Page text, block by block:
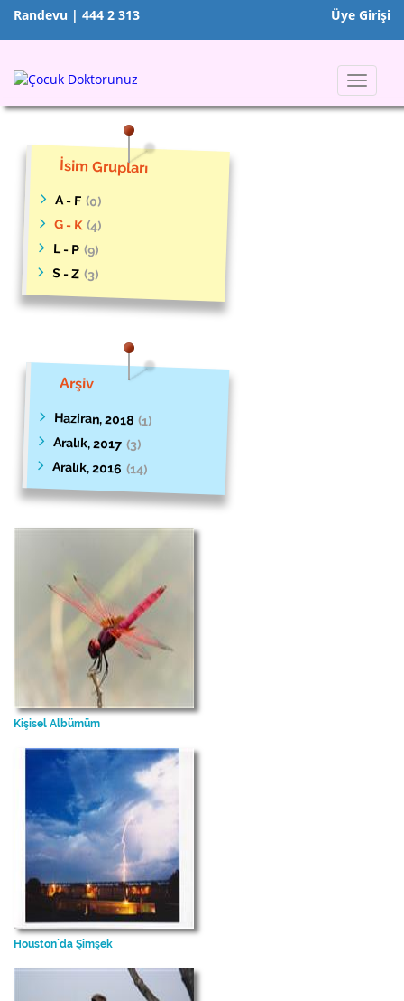
Randevu | 444 2 313 Üye Girişi
Toggle
İsim Grupları
A - F (0)
G - K (4)
L - P (9)
S - Z (3)
Arşiv
Haziran, 2018 (1)
Aralık, 2017 (3)
Aralık, 2016 (14)
Kişisel Albümüm
Houston`da Şimşek